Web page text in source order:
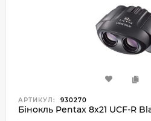
АРТИКУЛ: 930270
Бінокль Pentax 8x21 UCF-R